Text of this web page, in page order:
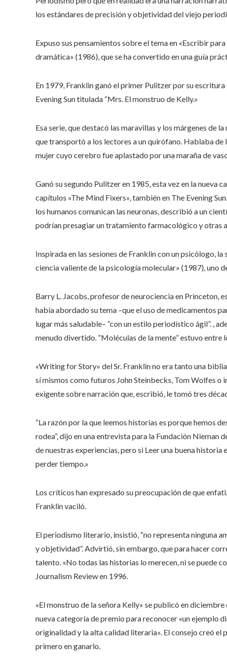
los estándares de precisión y objetividad del viejo
Expuso sus pensamientos sobre el tema en «Escribir
dramática» (1986), que se ha convertido en una guía
En 1979, Franklin ganó el primer Pulitzer por su
Evening Sun titulada “Mrs. El monstruo de Kelly.»
Esa serie, que destacó las maravillas y los márgenes de
que transportó a los lectores a un quirófano. Hablaba de
mujer cuyo cerebro fue aplastado por una maraña de
Ganó su segundo Pulitzer en 1985, esta vez en la
capítulos «The Mind Fixers», también en The Evening
los humanos comunican las neuronas, describió a un
podrían presagiar un tratamiento farmacológico y otras
Inspirada en las sesiones de Franklin con un psicólogo,
ciencia valiente de la psicología molecular» (1987), uno
Barry L. Jacobs, profesor de neurociencia en Princeton,
había abordado su tema –que el uso de medicamentos
lugar más saludable– “con un estilo periodístico ágil”. ,
menudo divertido. “Moléculas de la mente” estuvo
«Writing for Story» del Sr. Franklin no era tanto una
sí mismos como futuros John Steinbecks, Tom Wolfes o
exigente sobre narración que, escribió, le tomó tres
“La razón por la que leemos historias es porque hemos
rodea”, dijo en una entrevista para la Fundación Nieman
de nuestras experiencias, pero si Leer una buena
perder tiempo.»
Los críticos han expresado su preocupación de que
Franklin vaciló.
El periodismo literario, insistió, “no representa ninguna
y objetividad”. Advirtió, sin embargo, que para hacer
talento. «No todas las historias lo merecen, ni se puede
Journalism Review en 1996.
«El monstruo de la señora Kelly» se publicó en
nueva categoría de premio para reconocer «un ejemplo
originalidad y la alta calidad literaria». El consejo creó
primero en ganarlo.